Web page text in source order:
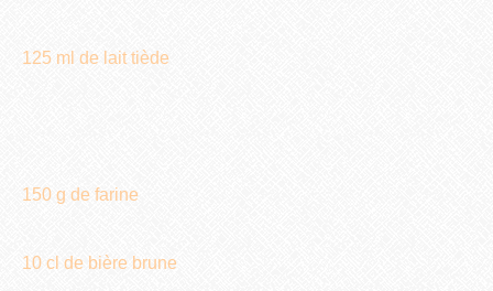
125 ml de lait tiède
150 g de farine
10 cl de bière brune